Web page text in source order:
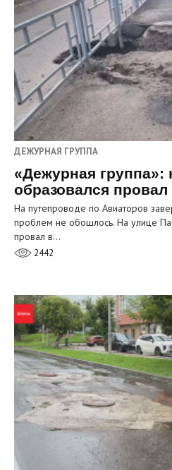
ДЕЖУРНАЯ ГРУППА
«Дежурная группа»:
образовался провал
На путепроводе по Авиаторов
проблем не обошлось. На улице
провал в…
2442